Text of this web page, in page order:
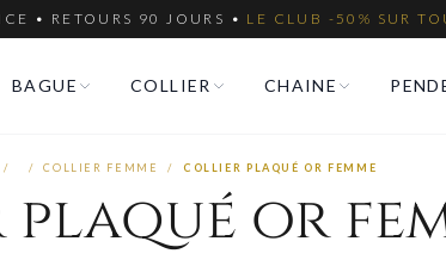
• RETOURS 90 JOURS • LE CLUB -50% SUR
BAGUE COLLIER CHAINE
/ / COLLIER FEMME / COLLIER PLAQUÉ OR FEMME
or